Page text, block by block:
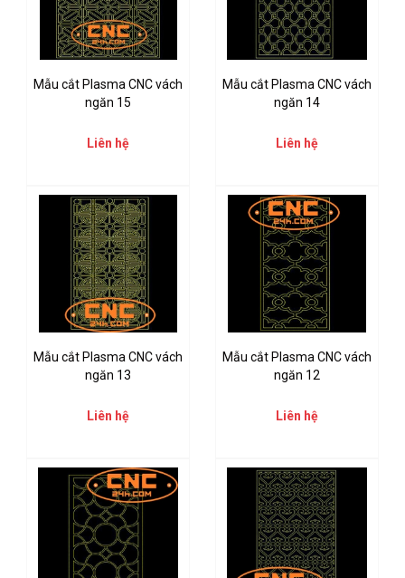
Mẫu cắt Plasma CNC vách
ngăn 15
Liên hệ
Mẫu cắt Plasma CNC vách
ngăn 14
Liên hệ
Mẫu cắt Plasma CNC vách
ngăn 13
Liên hệ
Mẫu cắt Plasma CNC vách
ngăn 12
Liên hệ